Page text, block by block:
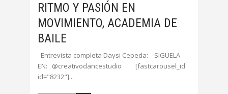
RITMO Y PASIÓN EN
MOVIMIENTO, ACADEMIA DE
BAILE
Entrevista completa Daysi Cepeda: SIGUELA
EN: @creativodancestudio [fastcarousel_id
id="8232"]